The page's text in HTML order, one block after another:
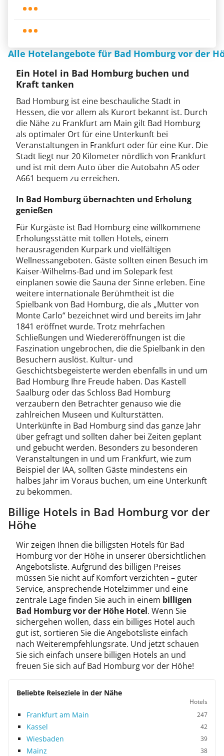
Alle Hotelangebote für Bad Homburg vor der
Ein Hotel in Bad Homburg buchen und
Kraft tanken
Bad Homburg ist eine beschauliche Stadt in
Hessen, die vor allem als Kurort bekannt ist. Durch
die Nähe zu Frankfurt am Main gilt Bad Homburg
als optimaler Ort für eine Unterkunft bei
Veranstaltungen in Frankfurt oder für eine Kur. Die
Stadt liegt nur 20 Kilometer nördlich von Frankfurt
und ist mit dem Auto über die Autobahn A5 oder
A661 bequem zu erreichen.
In Bad Homburg übernachten und Erholung
genießen
Für Kurgäste ist Bad Homburg eine willkommene
Erholungsstätte mit tollen Hotels, einem
herausragenden Kurpark und vielfältigen
Wellnessangeboten. Gäste sollten einen Besuch im
Kaiser-Wilhelms-Bad und im Solepark fest
einplanen sowie die Sauna der Sinne erleben. Eine
weitere internationale Berühmtheit ist die
Spielbank von Bad Homburg, die als „Mutter von
Monte Carlo“ bezeichnet wird und bereits im Jahr
1841 eröffnet wurde. Trotz mehrfachen
Schließungen und Wiedereröffnungen ist die
Faszination ungebrochen, die die Spielbank in den
Besuchern auslöst. Kultur- und
Geschichtsbegeisterte werden ebenfalls in und um
Bad Homburg Ihre Freude haben. Das Kastell
Saalburg oder das Schloss Bad Homburg
verzaubern den Betrachter genauso wie die
zahlreichen Museen und Kulturstätten.
Unterkünfte in Bad Homburg sind das ganze Jahr
über gefragt und sollten daher bei Zeiten geplant
und gebucht werden. Besonders zu besonderen
Veranstaltungen in und um Frankfurt, wie zum
Beispiel der IAA, sollten Gäste mindestens ein
halbes Jahr im Voraus buchen, um eine Unterkunft
zu bekommen.
Billige Hotels in Bad Homburg vor der
Höhe
Wir zeigen Ihnen die billigsten Hotels für Bad
Homburg vor der Höhe in unserer übersichtlichen
Angebotsliste. Aufgrund des billigen Preises
müssen Sie nicht auf Komfort verzichten – guter
Service, ansprechende Hotelzimmer und eine
zentrale Lage finden Sie auch in einem billigen
Bad Homburg vor der Höhe Hotel. Wenn Sie
sichergehen wollen, dass ein billiges Hotel auch
gut ist, sortieren Sie die Angebotsliste einfach
nach Weiterempfehlungsrate. Und jetzt schauen
Sie sich einfach unsere billigen Hotels an und
freuen Sie sich auf Bad Homburg vor der Höhe!
Beliebte Reiseziele in der Nähe
Hotels
Frankfurt am Main 247
Kassel 42
Wiesbaden 39
Mainz 38